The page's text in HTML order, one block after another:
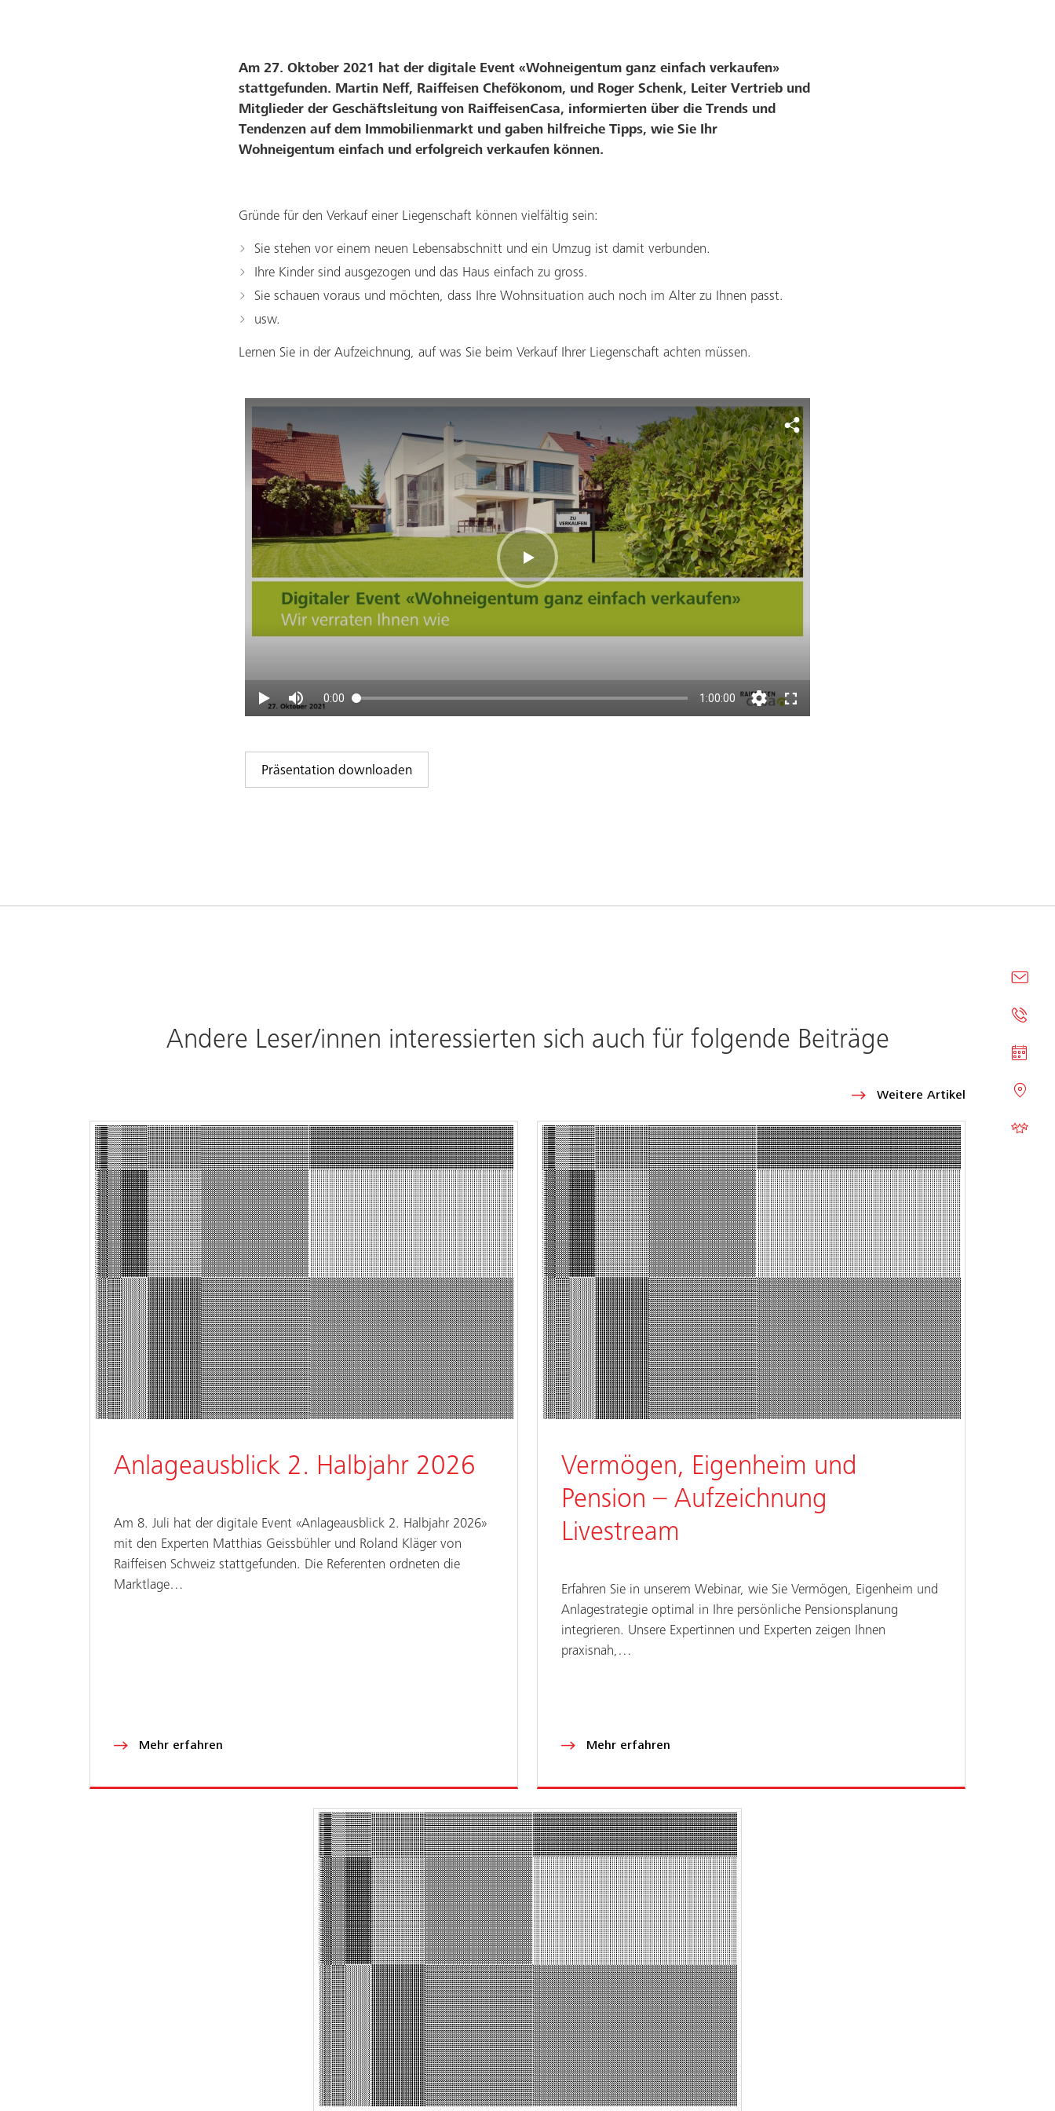
Am 27. Oktober 2021 hat der digitale Event «Wohneigentum ganz einfach verkaufen»
stattgefunden. Martin Neff, Raiffeisen Chefökonom, und Roger Schenk, Leiter Vertrieb und
Mitglieder der Geschäftsleitung von RaiffeisenCasa, informierten über die Trends und
Tendenzen auf dem Immobilienmarkt und gaben hilfreiche Tipps, wie Sie Ihr
Wohneigentum einfach und erfolgreich verkaufen können.
Gründe für den Verkauf einer Liegenschaft können vielfältig sein:
Sie stehen vor einem neuen Lebensabschnitt und ein Umzug ist damit verbunden.
Ihre Kinder sind ausgezogen und das Haus einfach zu gross.
Sie schauen voraus und möchten, dass Ihre Wohnsituation auch noch im Alter zu Ihnen passt.
usw.
Lernen Sie in der Aufzeichnung, auf was Sie beim Verkauf Ihrer Liegenschaft achten müssen.
Präsentation downloaden
Andere Leser/innen interessierten sich auch für folgende Beiträge
Weitere Artikel
Anlageausblick 2. Halbjahr 2026
Am 8. Juli hat der digitale Event «Anlageausblick 2. Halbjahr 2026»
mit den Experten Matthias Geissbühler und Roland Kläger von
Raiffeisen Schweiz stattgefunden. Die Referenten ordneten die
Marktlage…
Mehr erfahren
Vermögen, Eigenheim und
Pension – Aufzeichnung
Livestream
Erfahren Sie in unserem Webinar, wie Sie Vermögen, Eigenheim und
Anlagestrategie optimal in Ihre persönliche Pensionsplanung
integrieren. Unsere Expertinnen und Experten zeigen Ihnen
praxisnah,…
Mehr erfahren